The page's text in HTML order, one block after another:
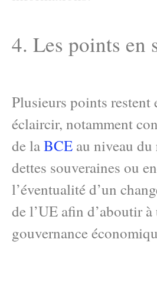
4. Les points en
Plusieurs points restent
éclaircir, notamment
de laBCE au niveau du
dettes souveraines ou
l’éventualité d’un
de l’UE afin d’aboutir
gouvernance